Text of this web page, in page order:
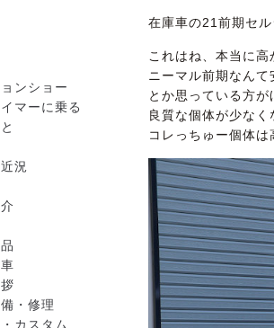
在庫車の21前期セル
これはね、本当に高
ニーマル前期なんて
とか思っている方が
良質な個体が少なく
コレっちゅー個体は
ンショー
マーに乗る
況
・修理
カスタム